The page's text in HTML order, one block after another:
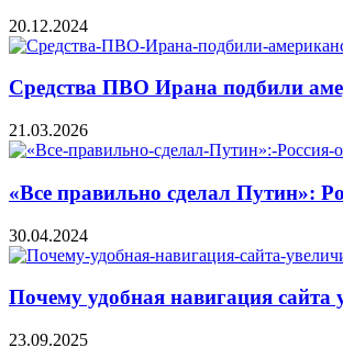
20.12.2024
Средства ПВО Ирана подбили
21.03.2026
«Все правильно сделал Путин»:
30.04.2024
Почему удобная навигация сайта
23.09.2025